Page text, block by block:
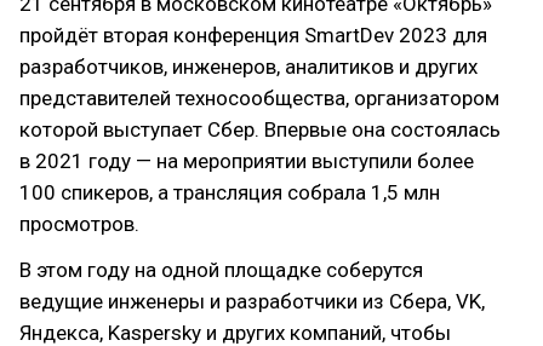
пройдёт вторая конференция SmartDev 2023 для
разработчиков, инженеров, аналитиков и других
представителей техносообщества, организатором
которой выступает Сбер. Впервые она состоялась
в 2021 году — на мероприятии выступили более
100 спикеров, а трансляция собрала 1,5 млн
просмотров.
В этом году на одной площадке соберутся
ведущие инженеры и разработчики из Сбера, VK,
Яндекса, Kaspersky и других компаний, чтобы